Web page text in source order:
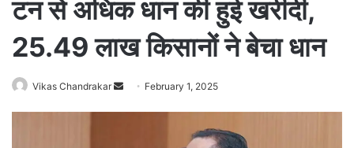
टन से अधिक धान की हुई खरीदी,
25.49 लाख किसानों ने बेचा धान
Vikas Chandrakar February 1, 2025